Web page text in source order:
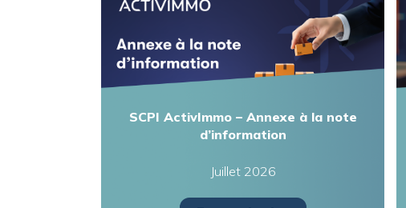
SCPI ActivImmo – Annexe à la note
d’information
Juillet 2026